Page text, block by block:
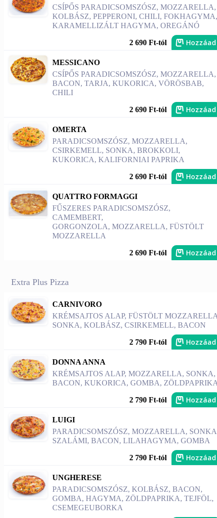
CSÍPŐS PARADICSOMSZÓSZ, MOZZARELLA,
KOLBÁSZ, PEPPERONI, CHILI, FOKHAGYMA,
KARAMELLIZÁLT HAGYMA, OREGÁNÓ
2 690 Ft-tól Hozzáad
MESSICANO
CSÍPŐS PARADICSOMSZÓSZ, MOZZARELLA,
BACON, TARJA, KUKORICA, VÖRÖSBAB,
CHILI
2 690 Ft-tól Hozzáad
OMERTA
PARADICSOMSZÓSZ, MOZZARELLA,
CSIRKEMELL, SONKA, BROKKOLI,
KUKORICA, KALIFORNIAI PAPRIKA
2 690 Ft-tól Hozzáad
QUATTRO FORMAGGI
FŰSZERES PARADICSOMSZÓSZ,
CAMEMBERT,
GORGONZOLA, MOZZARELLA, FÜSTÖLT
MOZZARELLA
2 690 Ft-tól Hozzáad
Extra Plus Pizza
CARNIVORO
KRÉMSAJTOS ALAP, FÜSTÖLT
SONKA, KOLBÁSZ, CSIRKEMELL, BACON
2 790 Ft-tól Hozzáad
DONNA ANNA
KRÉMSAJTOS ALAP, MOZZARELLA, SONKA,
BACON, KUKORICA, GOMBA,
2 790 Ft-tól Hozzáad
LUIGI
PARADICSOMSZÓSZ, MOZZARELLA,
SZALÁMI, BACON, LILAHAGYMA, GOMBA
2 790 Ft-tól Hozzáad
UNGHERESE
PARADICSOMSZÓSZ, KOLBÁSZ, BACON,
GOMBA, HAGYMA, ZÖLDPAPRIKA, TEJFÖL,
CSEMEGEUBORKA